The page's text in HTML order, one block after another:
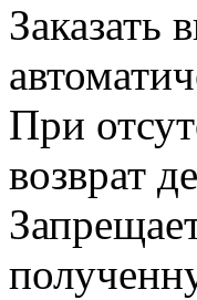
Заказать
При
возврат